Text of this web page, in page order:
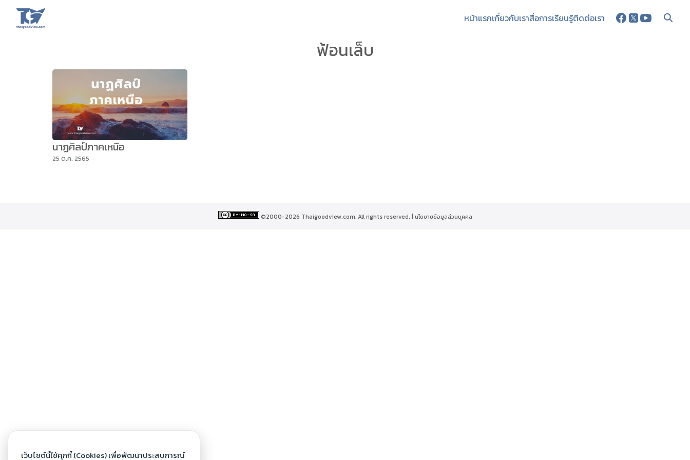
content
หน้าแรกเกี่ยวกับเราสื่อการเรียนรู้ติดต่อเรา
ฟ้อนเล็บ
นาฏศิลป์ภาคเหนือ
25 ต.ค. 2565
©2000-2026 Thaigoodview.com, All rights reserved. | นโยบายข้อมูลส่วนบุคคล
เว็บไซต์นี้ใช้คุกกี้ (Cookies) เพื่อพัฒนาประสบการณ์